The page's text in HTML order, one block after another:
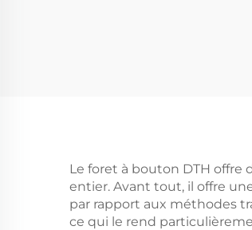
Le foret à bouton DTH offre
entier. Avant tout, il offre
par rapport aux méthodes
ce qui le rend